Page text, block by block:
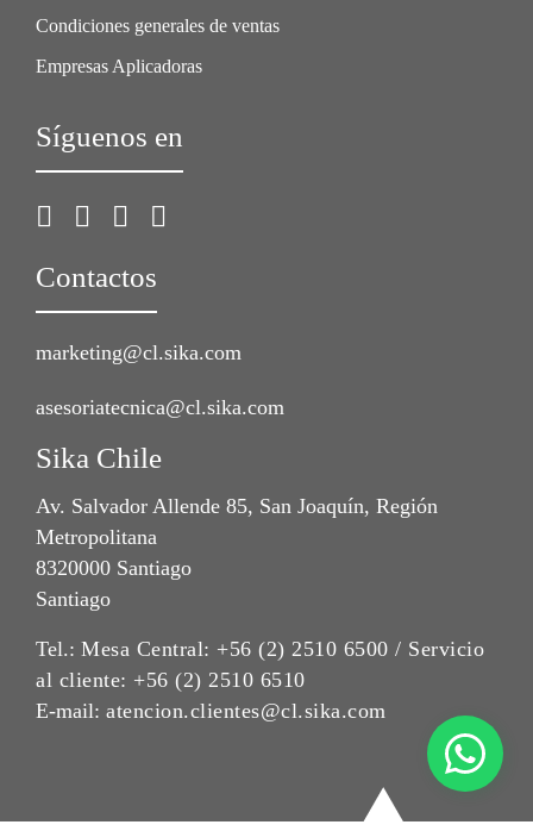
Condiciones generales de ventas
Empresas Aplicadoras
Síguenos en
Contactos
marketing@cl.sika.com
asesoriatecnica@cl.sika.com
Sika Chile
Av. Salvador Allende 85, San Joaquín, Región
Metropolitana
8320000 Santiago
Santiago
Tel.: Mesa Central: +56 (2) 2510 6500 / Servicio
al cliente: +56 (2) 2510 6510
E-mail: atencion.clientes@cl.sika.com